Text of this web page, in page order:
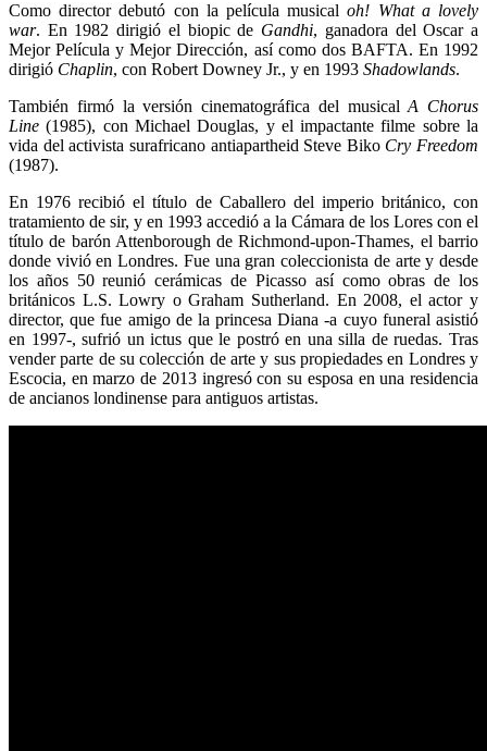
Como director debutó con la película musicaloh! What a lovely
war. En 1982 dirigió el biopic de Gandhi, ganadora del Oscar a
Mejor Película y Mejor Dirección, así como dos BAFTA. En 1992
dirigió Chaplin, con Robert Downey Jr., y en 1993 Shadowlands.
También firmó la versión cinematográfica del musicalA Chorus
Line (1985), con Michael Douglas, y el impactante filme sobre la
vida del activista surafricano antiapartheid Steve Biko Cry Freedom
(1987).
En 1976 recibió el título de Caballero del imperio británico, con
tratamiento de sir, y en 1993 accedió a la Cámara de los Lores con el
título de barón Attenborough de Richmond-upon-Thames, el barrio
donde vivió en Londres. Fue una gran coleccionista de arte y desde
los años 50 reunió cerámicas de Picasso así como obras de los
británicos L.S. Lowry o Graham Sutherland. En 2008, el actor y
director, que fue amigo de la princesa Diana -a cuyo funeral asistió
en 1997-, sufrió un ictus que le postró en una silla de ruedas. Tras
vender parte de su colección de arte y sus propiedades en Londres y
Escocia, en marzo de 2013 ingresó con su esposa en una residencia
de ancianos londinense para antiguos artistas.